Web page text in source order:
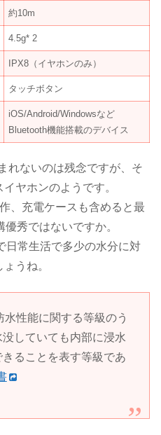
約10m
4.5g* 2
IPX8（イヤホンのみ）
タッチボタン
iOS/Android/Windowsなど
Bluetooth機能搭載のデバイス
れないのは残念ですが、そ
ヤホンのようです。
、充電ケースも含めると最
秀ではないですか。
日常生活で多少の水分に対
うね。
性能に関する等級のう
していても内部に浸水
ることを表す等級であ